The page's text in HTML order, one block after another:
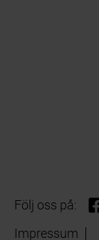
Följ oss på:
Impressum